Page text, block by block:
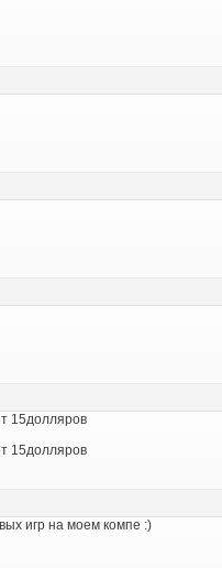
15долляров
15долляров
игр на моем компе :)